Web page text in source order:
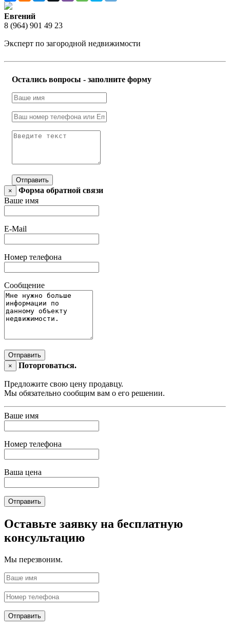
Евгений
8 (964) 901 49 23
Эксперт по загородной недвижимости
Остались вопросы - заполните форму
Отправить
×
Форма обратной связи
Ваше имя
E-Mail
Номер телефона
Сообщение
Отправить
×
Поторговаться.
Предложите свою цену продавцу.
Мы обязательно сообщим вам о его решении.
Ваше имя
Номер телефона
Ваша цена
Отправить
Оставьте заявку на бесплатную
консультацию
Мы перезвоним.
Отправить